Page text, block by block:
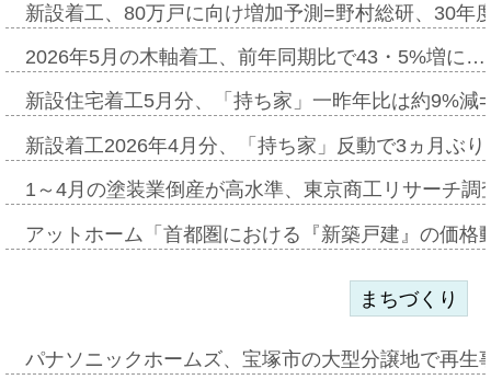
新設着工、80万戸に向け増加予測=野村総研、30年
2026年5月の木軸着工、前年同期比で43・5%増に…
新設住宅着工5月分、「持ち家」一昨年比は約9%
新設着工2026年4月分、「持ち家」反動で3ヵ月ぶ
1～4月の塗装業倒産が高水準、東京商工リサーチ
アットホーム「首都圏における『新築戸建』の価
まちづくり
パナソニックホームズ、宝塚市の大型分譲地で再